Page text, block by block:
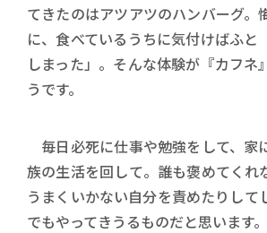
てきたのはアツアツのハンバーグ。
に、食べているうちに気付けばふと
しまった」。そんな体験が『カフネ
うです。
毎日必死に仕事や勉強をして、家
族の生活を回して。誰も褒めてくれ
うまくいかない自分を責めたりして
でもやってきうるものだと思います。